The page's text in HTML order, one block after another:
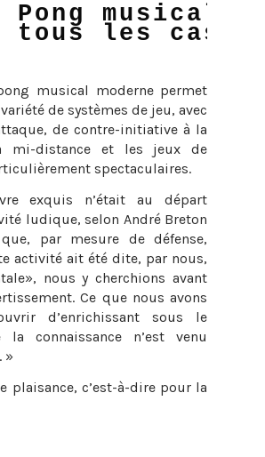
Pong musical
tous les cas,
musical moderne permet
de systèmes de jeu, avec
de contre-initiative à la
mi-distance et les jeux de
spectaculaires.
exquis n’était au départ
ludique, selon André Breton
par mesure de défense,
activité ait été dite, par nous,
nous y cherchions avant
Ce que nous avons
d’enrichissant sous le
connaissance n’est venu
»
plaisance, c’est-à-dire pour la